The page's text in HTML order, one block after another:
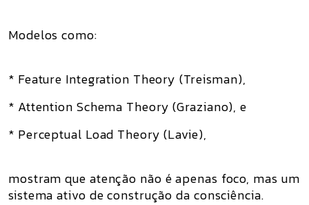
Modelos como:
* Feature Integration Theory (Treisman),
* Attention Schema Theory (Graziano), e
* Perceptual Load Theory (Lavie),
mostram que atenção não é apenas foco, mas um
sistema ativo de construção da consciência.